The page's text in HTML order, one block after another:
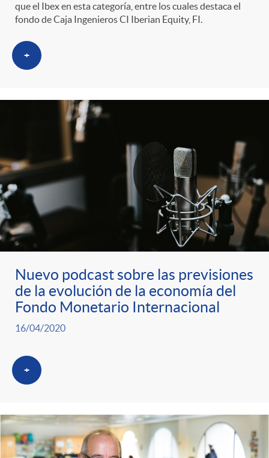
que el Ibex en esta categoría, entre los cuales destaca el
fondo de Caja Ingenieros CI Iberian Equity, FI.
+
Nuevo podcast sobre las previsiones
de la evolución de la economía del
Fondo Monetario Internacional
16/04/2020
+